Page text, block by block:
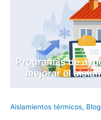
Aislamientos térmicos, Blog